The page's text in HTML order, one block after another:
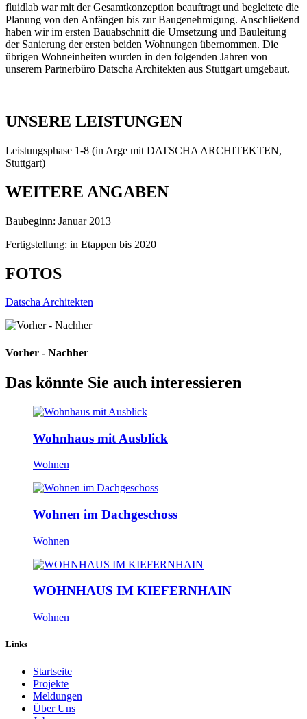
fluidlab war mit der Gesamtkonzeption beauftragt und begleitete die
Planung von den Anfängen bis zur Baugenehmigung. Anschließend
haben wir im ersten Bauabschnitt die Umsetzung und Bauleitung
der Sanierung der ersten beiden Wohnungen übernommen. Die
übrigen Wohneinheiten wurden in den folgenden Jahren von
unserem Partnerbüro Datscha Architekten aus Stuttgart umgebaut.
UNSERE LEISTUNGEN
Leistungsphase 1-8 (in Arge mit DATSCHA ARCHITEKTEN,
Stuttgart)
WEITERE ANGABEN
Baubeginn: Januar 2013
Fertigstellung: in Etappen bis 2020
FOTOS
Datscha Architekten
Vorher - Nachher
Das könnte Sie auch interessieren
Wohnhaus mit Ausblick
Wohnen
Wohnen im Dachgeschoss
Wohnen
WOHNHAUS IM KIEFERNHAIN
Wohnen
Links
Startseite
Projekte
Meldungen
Über Uns